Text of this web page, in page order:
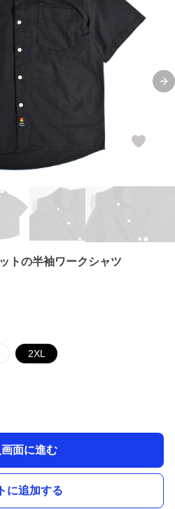
トの半袖ワークシャツ
2XL
面に進む
に追加する